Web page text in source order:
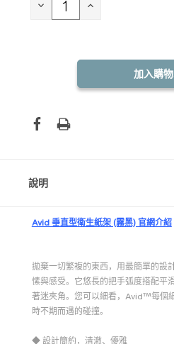
存：
減 增
說明
Avid 垂直型衛生紙架 (霧黑) 官網介紹
拋棄一切繁複的東西，用最簡單的設
愫與感受。它悠長的把手弧度搭配平
著迷夾角。您可以細看，Avid™每個
時不期而遇的碰撞。
◆設計簡約，清澈、優雅